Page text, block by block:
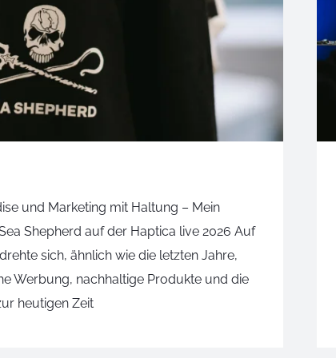
und Marketing mit Haltung – Mein
Shepherd auf der Haptica live 2026 Auf
sich, ähnlich wie die letzten Jahre,
Werbung, nachhaltige Produkte und die
heutigen Zeit